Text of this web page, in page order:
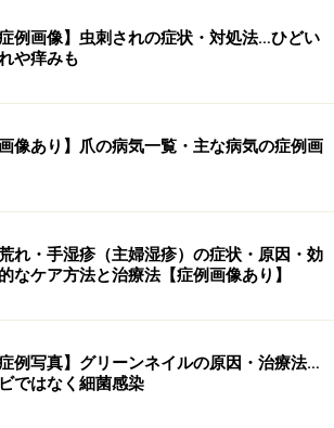
症例画像】虫刺されの症状・対処法…ひどい
や痒みも
画像あり】爪の病気一覧・主な病気の症例画
れ・手湿疹（主婦湿疹）の症状・原因・効
なケア方法と治療法【症例画像あり】
症例写真】グリーンネイルの原因・治療法…
ではなく細菌感染